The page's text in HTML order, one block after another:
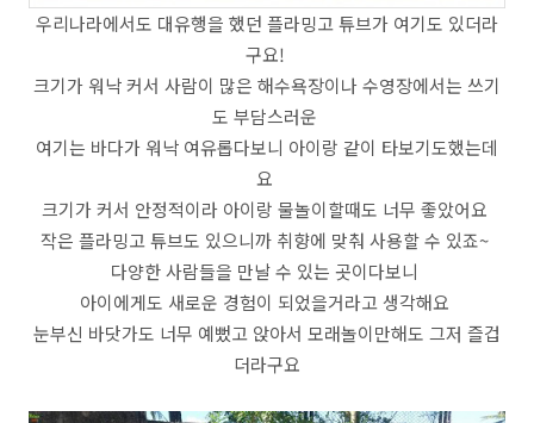
우리나라에서도 대유행을 했던 플라밍고 튜브가 여기도 있더라
구요!
크기가 워낙 커서 사람이 많은 해수욕장이나 수영장에서는 쓰기
도 부담스러운
여기는 바다가 워낙 여유롭다보니 아이랑 같이 타보기도했는데
요
크기가 커서 안정적이라 아이랑 물놀이할때도 너무 좋았어요
작은 플라밍고 튜브도 있으니까 취향에 맞춰 사용할 수 있죠~
다양한 사람들을 만날 수 있는 곳이다보니
아이에게도 새로운 경험이 되었을거라고 생각해요
눈부신 바닷가도 너무 예뻤고 앉아서 모래놀이만해도 그저 즐겁
더라구요